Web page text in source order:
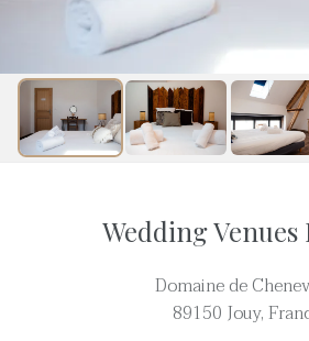
Wedding
Domaine de
89150 Jouy,